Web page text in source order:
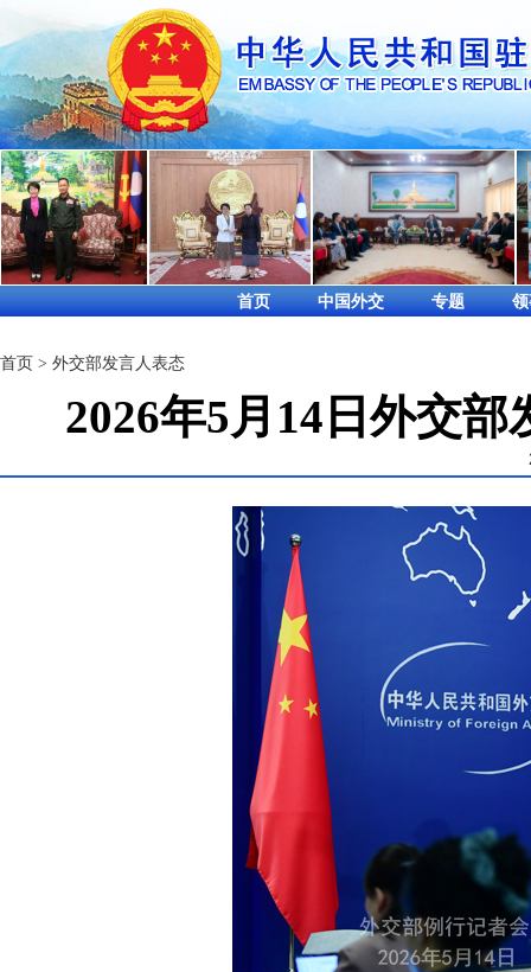
首页 中国外交 专题
首页 > 外交部发言人表态
2026年5月14日外交